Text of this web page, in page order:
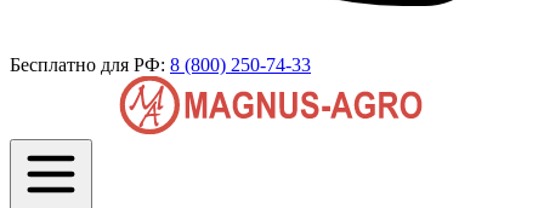
Бесплатно для РФ: 8 (800) 250-74-33